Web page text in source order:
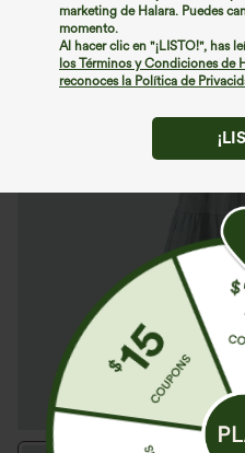
marketing de Halara. Puedes
momento.
Al hacer clic en "¡LISTO!", has
los Términos y Condiciones de
reconoces la Política de